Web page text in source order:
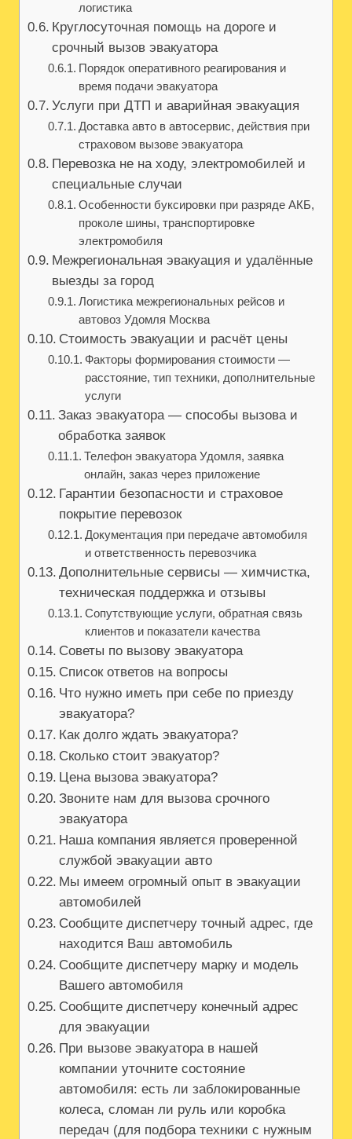
логистика
Круглосуточная помощь на дороге и
срочный вызов эвакуатора
Порядок оперативного реагирования и
время подачи эвакуатора
Услуги при ДТП и аварийная эвакуация
Доставка авто в автосервис, действия при
страховом вызове эвакуатора
Перевозка не на ходу, электромобилей и
специальные случаи
Особенности буксировки при разряде АКБ,
проколе шины, транспортировке
электромобиля
Межрегиональная эвакуация и удалённые
выезды за город
Логистика межрегиональных рейсов и
автовоз Удомля Москва
Стоимость эвакуации и расчёт цены
Факторы формирования стоимости —
расстояние, тип техники, дополнительные
услуги
Заказ эвакуатора — способы вызова и
обработка заявок
Телефон эвакуатора Удомля, заявка
онлайн, заказ через приложение
Гарантии безопасности и страховое
покрытие перевозок
Документация при передаче автомобиля
и ответственность перевозчика
Дополнительные сервисы — химчистка,
техническая поддержка и отзывы
Сопутствующие услуги, обратная связь
клиентов и показатели качества
Советы по вызову эвакуатора
Список ответов на вопросы
Что нужно иметь при себе по приезду
эвакуатора?
Как долго ждать эвакуатора?
Сколько стоит эвакуатор?
Цена вызова эвакуатора?
Звоните нам для вызова срочного
эвакуатора
Наша компания является проверенной
службой эвакуации авто
Мы имеем огромный опыт в эвакуации
автомобилей
Сообщите диспетчеру точный адрес, где
находится Ваш автомобиль
Сообщите диспетчеру марку и модель
Вашего автомобиля
Сообщите диспетчеру конечный адрес
для эвакуации
При вызове эвакуатора в нашей
компании уточните состояние
автомобиля: есть ли заблокированные
колеса, сломан ли руль или коробка
передач (для подбора техники с нужным